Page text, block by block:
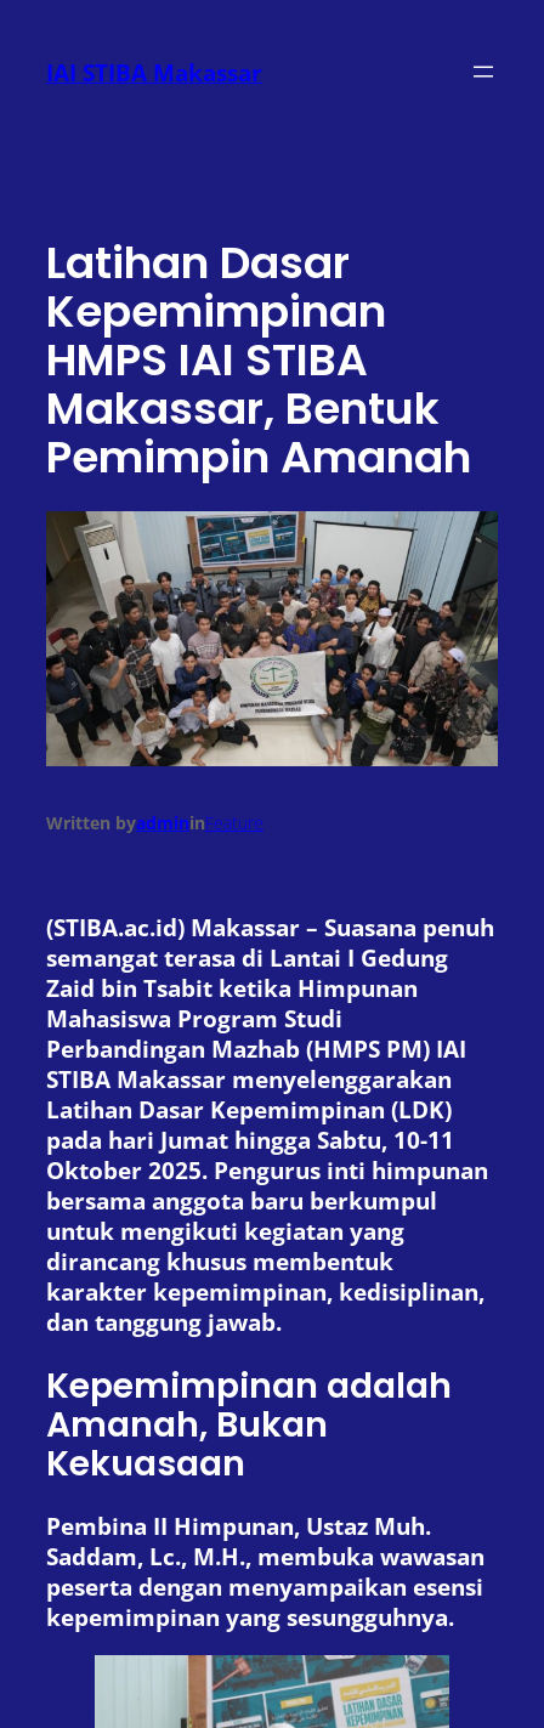
konten
IAI STIBA Makassar
Latihan Dasar
Kepemimpinan
HMPS IAI STIBA
Makassar, Bentuk
Pemimpin Amanah
Written byadmininFeature
(STIBA.ac.id) Makassar – Suasana penuh
semangat terasa di Lantai I Gedung
Zaid bin Tsabit ketika Himpunan
Mahasiswa Program Studi
Perbandingan Mazhab (HMPS PM) IAI
STIBA Makassar menyelenggarakan
Latihan Dasar Kepemimpinan (LDK)
pada hari Jumat hingga Sabtu, 10-11
Oktober 2025. Pengurus inti himpunan
bersama anggota baru berkumpul
untuk mengikuti kegiatan yang
dirancang khusus membentuk
karakter kepemimpinan, kedisiplinan,
dan tanggung jawab.
Kepemimpinan adalah
Amanah, Bukan
Kekuasaan
Pembina II Himpunan, Ustaz Muh.
Saddam, Lc., M.H., membuka wawasan
peserta dengan menyampaikan esensi
kepemimpinan yang sesungguhnya.